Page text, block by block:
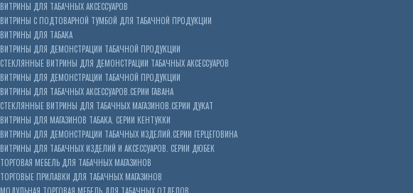
ВИТРИНЫ ДЛЯ ТАБАЧНЫХ АКСЕССУАРОВ
ВИТРИНЫ С ПОДТОВАРНОЙ ТУМБОЙ ДЛЯ ТАБАЧНОЙ ПРОДУКЦИИ
ВИТРИНЫ ДЛЯ ТАБАКА
ВИТРИНЫ ДЛЯ ДЕМОНСТРАЦИИ ТАБАЧНОЙ ПРОДУКЦИИ
СТЕКЛЯННЫЕ ВИТРИНЫ ДЛЯ ДЕМОНСТРАЦИИ ТАБАЧНЫХ АКСЕССУАРОВ
ВИТРИНЫ ДЛЯ ДЕМОНСТРАЦИИ ТАБАЧНОЙ ПРОДУКЦИИ
ВИТРИНЫ ДЛЯ ТАБАЧНЫХ АКСЕССУАРОВ.СЕРИИ ГАВАНА
СТЕКЛЯННЫЕ ВИТРИНЫ ДЛЯ ТАБАЧНЫХ МАГАЗИНОВ.СЕРИИ ДУКАТ
ВИТРИНЫ ДЛЯ МАГАЗИНОВ ТАБАКА. СЕРИИ КЕНТУККИ
ВИТРИНЫ ДЛЯ ДЕМОНСТРАЦИИ ТАБАЧНЫХ ИЗДЕЛИЙ.СЕРИИ ГЕРЦЕГОВИНА
ВИТРИНЫ ДЛЯ ТАБАЧНЫХ ИЗДЕЛИЙ И АКСЕССУАРОВ. СЕРИИ ДЮБЕК
ТОРГОВАЯ МЕБЕЛЬ ДЛЯ ТАБАЧНЫХ МАГАЗИНОВ
ТОРГОВЫЕ ПРИЛАВКИ ДЛЯ ТАБАЧНЫХ МАГАЗИНОВ